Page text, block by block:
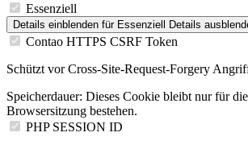
Essenziell
Details einblenden für Essenziell Details
Contao HTTPS CSRF Token
Schützt vor Cross-Site-Request-Forgery
Speicherdauer: Dieses Cookie bleibt nur für
Browsersitzung bestehen.
PHP SESSION ID